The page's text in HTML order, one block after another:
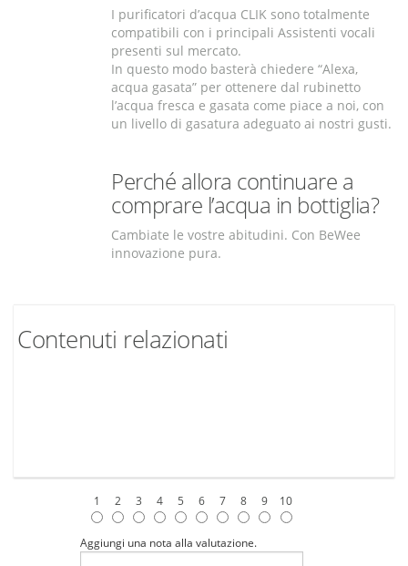
I purificatori d’acqua CLIK sono totalmente
compatibili con i principali Assistenti vocali
presenti sul mercato.
In questo modo basterà chiedere “Alexa,
acqua gasata” per ottenere dal rubinetto
l’acqua fresca e gasata come piace a noi, con
un livello di gasatura adeguato ai nostri gusti.
Perché allora continuare a
comprare l’acqua in bottiglia?
Cambiate le vostre abitudini. Con BeWee
innovazione pura.
Contenuti relazionati
1 2 3 4 5 6 7 8 9 10
Aggiungi una nota alla valutazione.